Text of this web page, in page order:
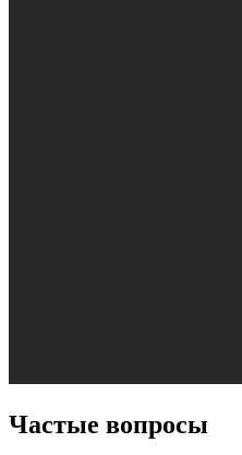
Частые вопросы